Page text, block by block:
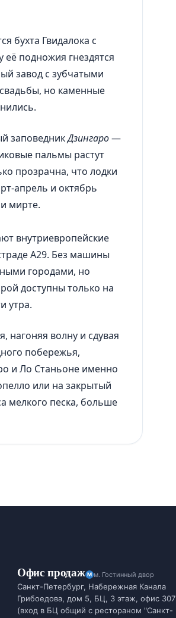
бухта Гвидалока с
её подножия гнездятся
завод с зубчатыми
но каменные
заповедникДзингаро—
пальмы растут
прозрачна, что лодки
апрель и октябрь
мирте.
внутриевропейские
A29. Без машины
городами, но
доступны только на
утра.
нагоняя волну и сдувая
побережья,
и Ло Станьоне именно
или на закрытый
мелкого песка, больше
Офис продаж м. Гостинный двор
Санкт-Петербург, Набережная Канала
Грибоедова, дом 5, БЦ, 3 этаж, офис 307
(вход в БЦ общий с рестораном "Санкт-